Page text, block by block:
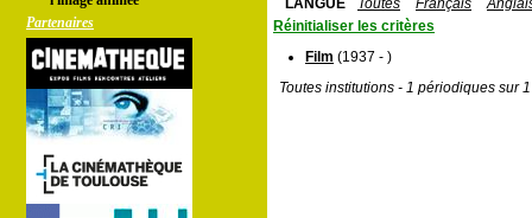
Partenaires
LANGUE
Toutes Français
Réinitialiser les critères
Film (1937 - )
Toutes institutions - 1 périodiques sur